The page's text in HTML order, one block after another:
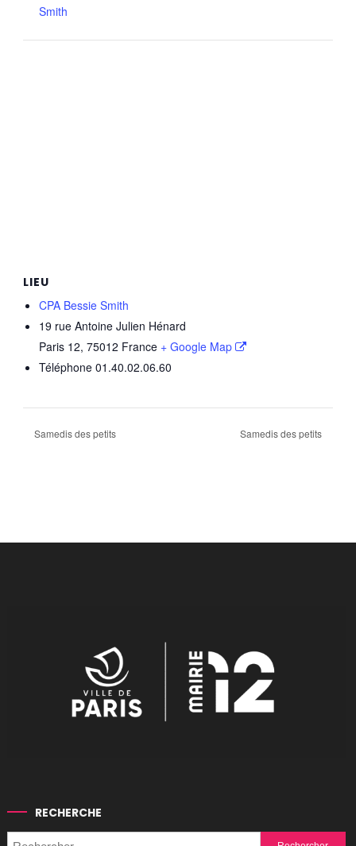
Smith
LIEU
CPA Bessie Smith
19 rue Antoine Julien Hénard
Paris 12, 75012 France + Google Map
Téléphone 01.40.02.06.60
Samedis des petits Samedis des petits
RECHERCHE
Rechercher :